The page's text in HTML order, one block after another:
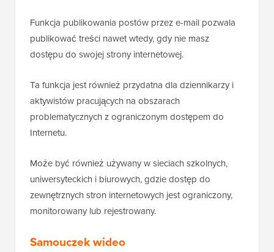
Funkcja publikowania postów przez e-mail pozwala
publikować treści nawet wtedy, gdy nie masz
dostępu do swojej strony internetowej.
Ta funkcja jest również przydatna dla dziennikarzy i
aktywistów pracujących na obszarach
problematycznych z ograniczonym dostępem do
Internetu.
Może być również używany w sieciach szkolnych,
uniwersyteckich i biurowych, gdzie dostęp do
zewnętrznych stron internetowych jest ograniczony,
monitorowany lub rejestrowany.
Samouczek wideo